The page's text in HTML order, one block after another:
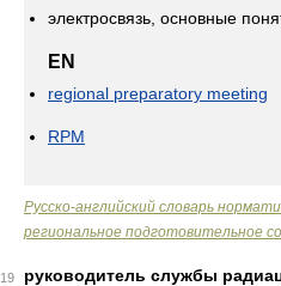
электросвязь, основные
EN
regional preparatory meeting
RPM
Русско-английский словарь
региональное подготовительное
19
руководитель службы